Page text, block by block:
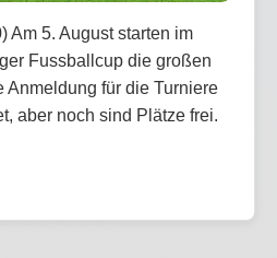
Am 5. August starten im
Fussballcup die großen
Anmeldung für die Turniere
aber noch sind Plätze frei.